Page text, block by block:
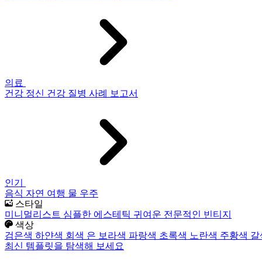
의료
건강 정신 건강 질병 사례 보고서
인기
음식 자연 여행 물 우주
스타일
미니멀리스트 심플한 에스테틱 귀여운 전문적인 빈티지
색상
검은색 하얀색 회색 은 보라색 파랑색 초록색 노란색 주황색
최신 템플릿을 탐색해 보세요